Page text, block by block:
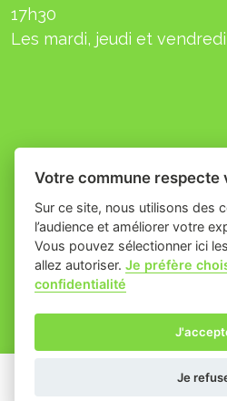
17h30
L es mardi, jeudi et vendredi
Place du village la solution
et appli des collectivités
Mentions légales--
Votre commune respecte
Sur ce site, nous utilisons des
l’audience et améliorer votre
Vous pouvez sélectionner ici
allez autoriser.Je préfère
confidentialité
Je